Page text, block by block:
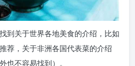
到关于世界各地美食的介绍，比如
荐，关于非洲各国代表菜的介绍
也不容易找到）。